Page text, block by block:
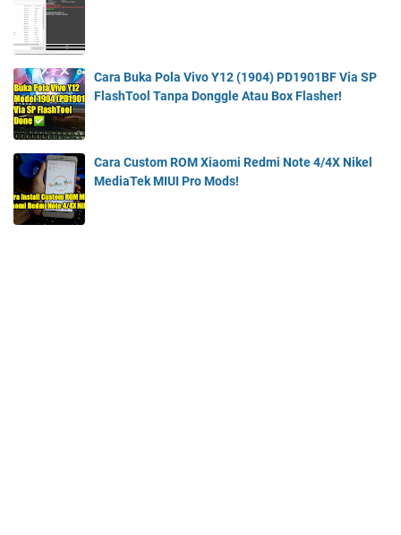
Cara Buka Pola Vivo Y12 (1904) PD1901BF Via SP
FlashTool Tanpa Donggle Atau Box Flasher!
Cara Custom ROM Xiaomi Redmi Note 4/4X Nikel
MediaTek MIUI Pro Mods!